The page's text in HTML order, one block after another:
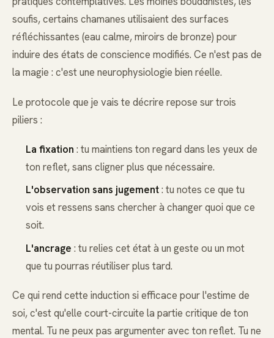
soufis, certains chamanes utilisaient des surfaces
réfléchissantes (eau calme, miroirs de bronze) pour
induire des états de conscience modifiés. Ce n'est pas de
la magie : c'est une neurophysiologie bien réelle.
Le protocole que je vais te décrire repose sur trois
piliers :
La fixation : tu maintiens ton regard dans les yeux de
ton reflet, sans cligner plus que nécessaire.
L'observation sans jugement: tu notes ce que tu
vois et ressens sans chercher à changer quoi que ce
soit.
L'ancrage : tu relies cet état à un geste ou un mot
que tu pourras réutiliser plus tard.
Ce qui rend cette induction si efficace pour l'estime de
soi, c'est qu'elle court-circuite la partie critique de ton
mental. Tu ne peux pas argumenter avec ton reflet. Tu ne